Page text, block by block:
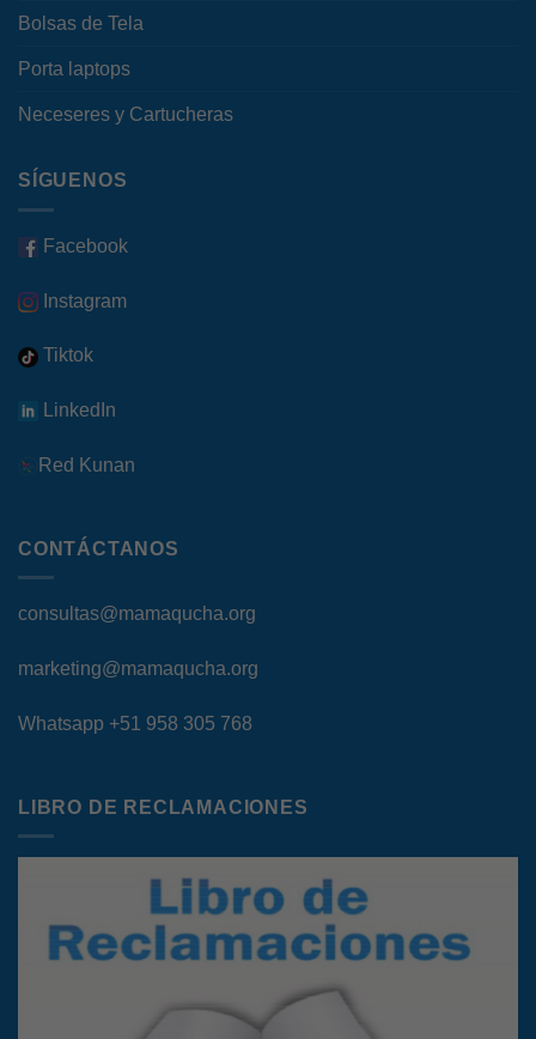
Bolsas de Tela
Porta laptops
Neceseres y Cartucheras
SÍGUENOS
Facebook
Instagram
Tiktok
LinkedIn
Red Kunan
CONTÁCTANOS
consultas@mamaqucha.org
marketing@mamaqucha.org
Whatsapp +51 958 305 768
LIBRO DE RECLAMACIONES